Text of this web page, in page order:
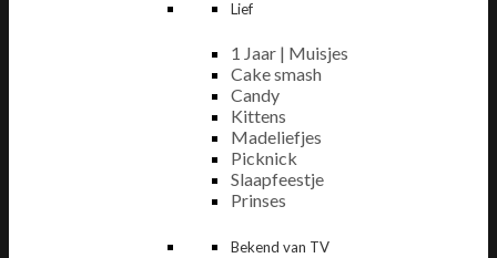
Lief
1 Jaar | Muisjes
Cake smash
Candy
Kittens
Madeliefjes
Picknick
Slaapfeestje
Prinses
Bekend van TV